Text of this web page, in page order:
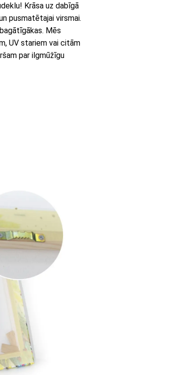
Krāsa uz dabīgā
pusmatētajai virsmai.
Mēs
UV stariem vai citām
par ilgmūžīgu